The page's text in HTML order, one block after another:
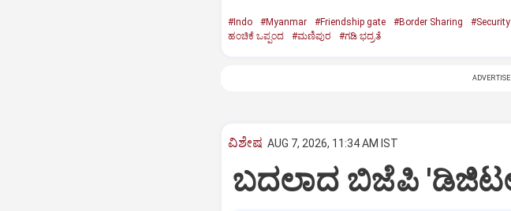
#Indo #Myanmar #Friendship gate #Border Sharing #Security
ಹಂಚಿಕೆ ಒಪ್ಪಂದ
#ಮಣಿಪುರ #ಗಡಿ ಭದ್ರತೆ
ವಿಶೇಷ AUG 7, 2026, 11:34 AM IST
ಬದಲಾದ ಬಿಜೆಪಿ